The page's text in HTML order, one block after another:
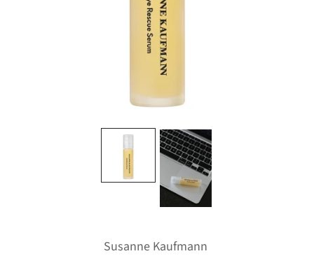
Susanne Kaufmann